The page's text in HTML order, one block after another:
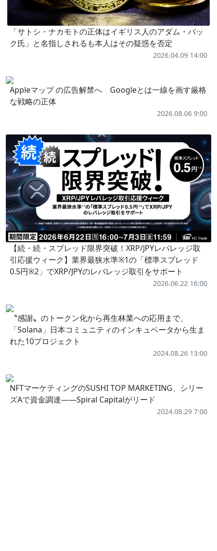
「サトシ・ナカモトの正体はイギリス人のアダム・バッ
ク氏」と名指しされるも本人はその疑惑を否定
2026.04.09 14:00
Appleマップ の広告解禁へ Googleとは一線を画す厳格
な戦略の正体
2026.08.06 9:00
【続・続・スプレッド限界突破！XRP/JPYレバレッジ取
引応援ウィーク】業界最狭水準※1の「標準スプレッド
0.5円※2」でXRP/JPYのレバレッジ取引をサポート
2026.06.22 16:00
〝感謝〟のトークン化から再生林業への応用まで、
「Solana」日本コミュニティのインキュベータから生ま
れた10プロジェクト
2024.08.26 13:00
NFTマーケティングのSUSHI TOP MARKETING、シリー
ズAで資金調達——Spiral Capitalがリード
2024.08.29 7:00